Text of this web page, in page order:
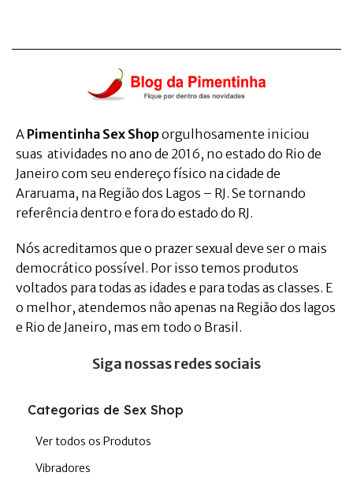
A Pimentinha Sex Shoporgulhosamente iniciou
suas atividades no ano de 2016, no estado do Rio de
Janeiro com seu endereço físico na cidade de
Araruama, na Região dos Lagos – RJ. Se tornando
referência dentro e fora do estado do RJ.
Nós acreditamos que o prazer sexual deve ser o mais
democrático possível. Por isso temos produtos
voltados para todas as idades e para todas as classes. E
o melhor, atendemos não apenas na Região dos lagos
e Rio de Janeiro, mas em todo o Brasil.
Siga nossas redes sociais
Categorias de Sex Shop
Ver todos os Produtos
Vibradores